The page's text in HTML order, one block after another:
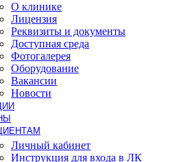
О клинике
Лицензия
Реквизиты и документы
Доступная среда
Фотогалерея
Оборудование
Вакансии
Новости
Личный кабинет
Инструкция для входа в ЛК